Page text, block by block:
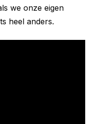
we onze eigen
heel anders.